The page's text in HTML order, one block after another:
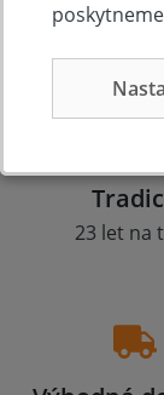
23 let na